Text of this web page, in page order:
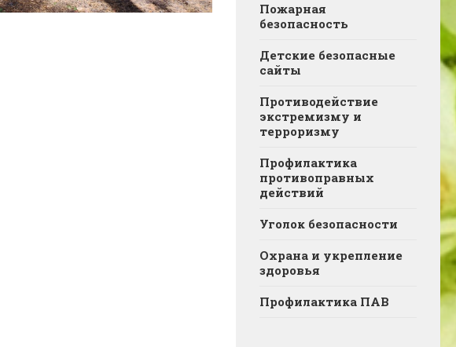
Пожарная
безопасность
Детские безопасные
сайты
Противодействие
экстремизму и
терроризму
Профилактика
противоправных
действий
Уголок безопасности
Охрана и укрепление
здоровья
Профилактика ПАВ